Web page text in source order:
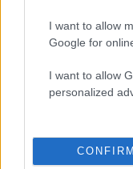
I want to allow
Google for
I want to allow
personalized
CONFIRM
άρθρα